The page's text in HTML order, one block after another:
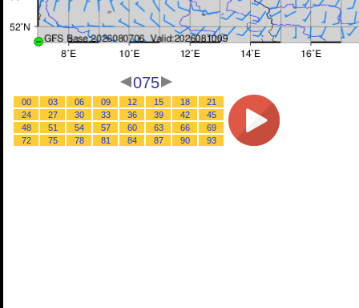
075
00 03 06 09 12 15 18
21
24
27 30 33 36 39 42
45
48
51 54 57 60 63 66
69
72
75 78 81 84 87 90 93